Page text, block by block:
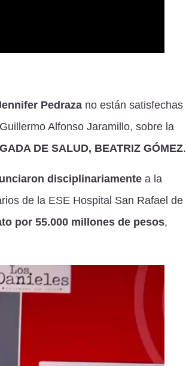
Pedraza no están satisfechas
Alfonso Jaramillo, sobre la
DE SALUD, BEATRIZ GÓMEZ.
disciplinariamente a la
de la ESE Hospital San Rafael de
por 55.000 millones de pesos,